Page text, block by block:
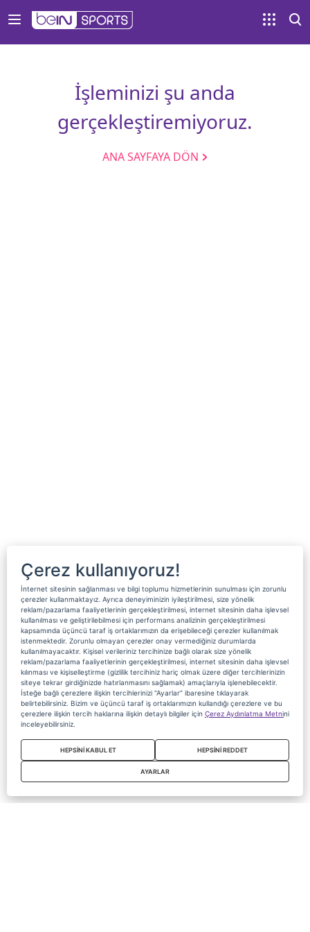
İşleminizi şu anda
gerçekleştiremiyoruz.
ANA SAYFAYA DÖN
Çerez kullanıyoruz!
İnternet sitesinin sağlanması ve bilgi toplumu hizmetlerinin sunulması için zorunlu
çerezler kullanmaktayız. Ayrıca deneyiminizin iyileştirilmesi, size yönelik
reklam/pazarlama faaliyetlerinin gerçekleştirilmesi, internet sitesinin daha işlevsel
kullanılması ve geliştirilebilmesi için performans analizinin gerçekleştirilmesi
kapsamında üçüncü taraf iş ortaklarımızın da erişebileceği çerezler kullanılmak
istenmektedir. Zorunlu olmayan çerezler onay vermediğiniz durumlarda
kullanılmayacaktır. Kişisel verileriniz tercihinize bağlı olarak size yönelik
reklam/pazarlama faaliyetlerinin gerçekleştirilmesi, internet sitesinin daha işlevsel
kılınması ve kişiselleştirme (gizlilik tercihiniz hariç olmak üzere diğer tercihlerinizin
siteye tekrar girdiğinizde hatırlanmasını sağlamak) amaçlarıyla işlenebilecektir.
İsteğe bağlı çerezlere ilişkin tercihlerinizi “Ayarlar” ibaresine tıklayarak
belirtebilirsiniz. Bizim ve üçüncü taraf iş ortaklarımızın kullandığı çerezlere ve bu
çerezlere ilişkin tercih haklarına ilişkin detaylı bilgiler için Çerez Aydınlatma Metnini
inceleyebilirsiniz.
HEPSİNİ KABUL ET HEPSİNİ REDDET
AYARLAR